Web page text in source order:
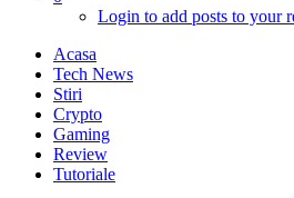
Login to add posts to your
Acasa
Tech News
Stiri
Crypto
Gaming
Review
Tutoriale